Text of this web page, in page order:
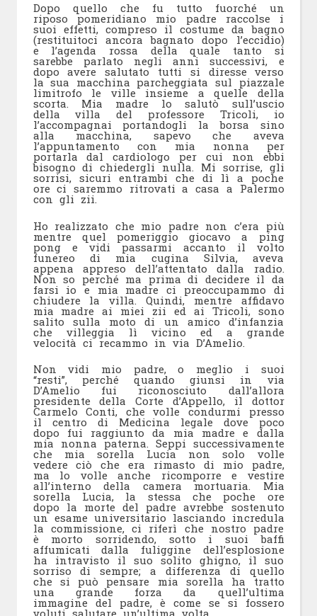
Dopo quello che fu tutto fuorché un
riposo pomeridiano mio padre raccolse i
suoi effetti, compreso il costume da bagno
(restituitoci ancora bagnato dopo l’eccidio)
e l’agenda rossa della quale tanto si
sarebbe parlato negli anni successivi, e
dopo avere salutato tutti si diresse verso
la sua macchina parcheggiata sul piazzale
limitrofo le ville insieme a quelle della
scorta. Mia madre lo salutò sull’uscio
della villa del professore Tricoli, io
l’accompagnai portandogli la borsa sino
alla macchina, sapevo che aveva
l’appuntamento con mia nonna per
portarla dal cardiologo per cui non ebbi
bisogno di chiedergli nulla. Mi sorrise, gli
sorrisi, sicuri entrambi che di lì a poche
ore ci saremmo ritrovati a casa a Palermo
con gli zii.
Ho realizzato che mio padre non c’era più
mentre quel pomeriggio giocavo a ping
pong e vidi passarmi accanto il volto
funereo di mia cugina Silvia, aveva
appena appreso dell’attentato dalla radio.
Non so perché ma prima di decidere il da
farsi io e mia madre ci preoccupammo di
chiudere la villa. Quindi, mentre affidavo
mia madre ai miei zii ed ai Tricoli, sono
salito sulla moto di un amico d’infanzia
che villeggia lì vicino ed a grande
velocità ci recammo in via D’Amelio.
Non vidi mio padre, o meglio i suoi
“resti”, perché quando giunsi in via
D’Amelio fui riconosciuto dall’allora
presidente della Corte d’Appello, il dottor
Carmelo Conti, che volle condurmi presso
il centro di Medicina legale dove poco
dopo fui raggiunto da mia madre e dalla
mia nonna paterna. Seppi successivamente
che mia sorella Lucia non solo volle
vedere ciò che era rimasto di mio padre,
ma lo volle anche ricomporre e vestire
all’interno della camera mortuaria. Mia
sorella Lucia, la stessa che poche ore
dopo la morte del padre avrebbe sostenuto
un esame universitario lasciando incredula
la commissione, ci riferì che nostro padre
è morto sorridendo, sotto i suoi baffi
affumicati dalla fuliggine dell’esplosione
ha intravisto il suo solito ghigno, il suo
sorriso di sempre; a differenza di quello
che si può pensare mia sorella ha tratto
una grande forza da quell’ultima
immagine del padre, è come se si fossero